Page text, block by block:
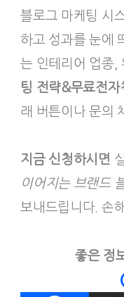
블로그 마케팅 시
하고 성과를 눈에
는 인테리어 업종,
팅 전략&무료전자
래 버튼이나 문의
지금 신청하시면
이어지는 브랜드
보내드립니다. 손
좋은 정